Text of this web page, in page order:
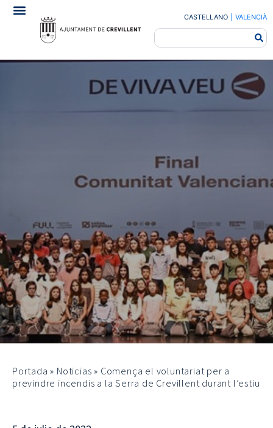
CASTELLANO VALENCIÀ
Portada » Noticias » Comença el voluntariat per a
previndre incendis a la Serra de Crevillent durant l’estiu